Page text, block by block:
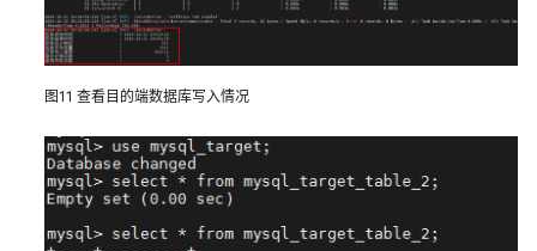
识
别
决
案
戏
图11 查看目的端数据库写入情况